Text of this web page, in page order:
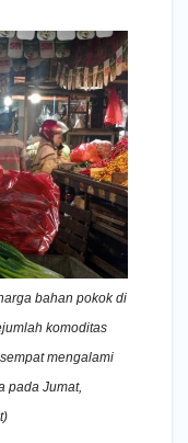
bahan pokok di
komoditas
mengalami
pada Jumat,